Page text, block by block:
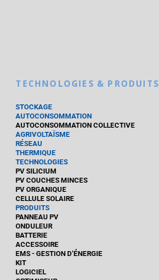
TECHNOLOGIES & PRODUITS
STOCKAGE
AUTOCONSOMMATION
AUTOCONSOMMATION COLLECTIVE
AGRIVOLTAÏSME
RÉSEAU
THERMIQUE
TECHNOLOGIES
PV SILICIUM
PV COUCHES MINCES
PV ORGANIQUE
CELLULE SOLAIRE
PRODUITS
PANNEAU PV
ONDULEUR
BATTERIE
ACCESSOIRE
EMS - GESTION D'ÉNERGIE
KIT
LOGICIEL